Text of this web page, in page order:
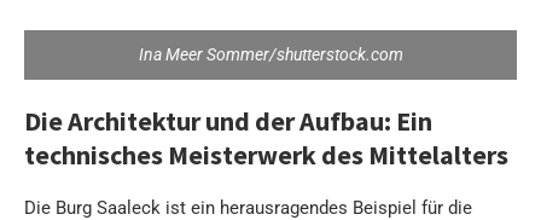
Ina Meer Sommer/shutterstock.com
Die Architektur und der Aufbau: Ein
technisches Meisterwerk des Mittelalters
Die Burg Saaleck ist ein herausragendes Beispiel für die